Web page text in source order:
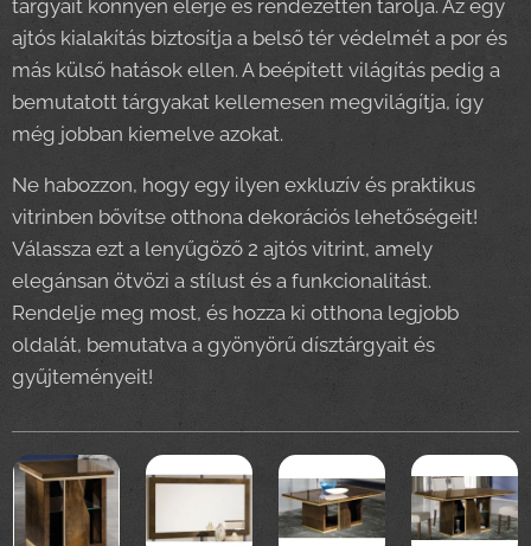
tárgyait könnyen elérje és rendezetten tárolja. Az egy
ajtós kialakítás biztosítja a belső tér védelmét a por és
más külső hatások ellen. A beépített világítás pedig a
bemutatott tárgyakat kellemesen megvilágítja, így
még jobban kiemelve azokat.
Ne habozzon, hogy egy ilyen exkluzív és praktikus
vitrinben bővítse otthona dekorációs lehetőségeit!
Válassza ezt a lenyűgöző 2 ajtós vitrint, amely
elegánsan ötvözi a stílust és a funkcionalitást.
Rendelje meg most, és hozza ki otthona legjobb
oldalát, bemutatva a gyönyörű dísztárgyait és
gyűjteményeit!